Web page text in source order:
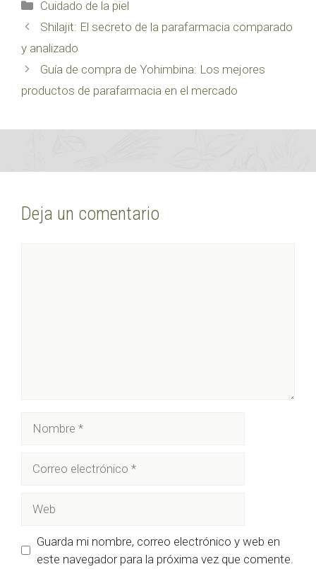
Cuidado de la piel
Shilajit: El secreto de la parafarmacia comparado
y analizado
Guía de compra de Yohimbina: Los mejores
productos de parafarmacia en el mercado
Deja un comentario
electrónico
Guarda mi nombre, correo electrónico y web en
este navegador para la próxima vez que comente.